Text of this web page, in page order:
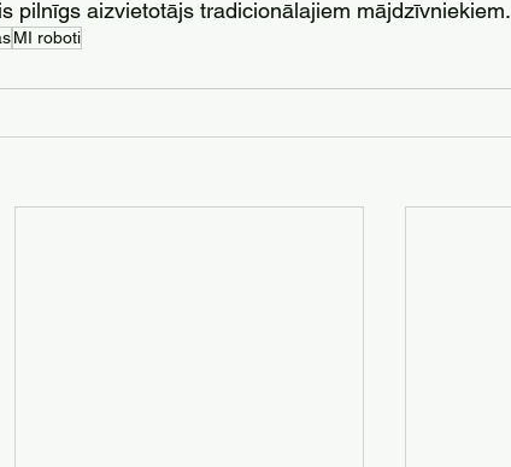
pilnīgs aizvietotājs tradicionālajiem mājdzīvniekiem.
MI roboti